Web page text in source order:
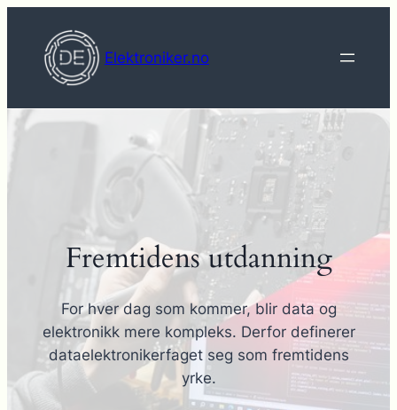
innhold
Elektroniker.no
Fremtidens utdanning
For hver dag som kommer, blir data og
elektronikk mere kompleks. Derfor definerer
dataelektronikerfaget seg som fremtidens
yrke.